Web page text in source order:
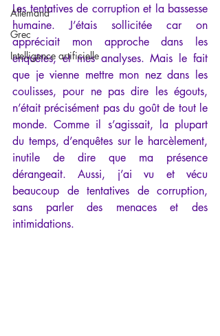
Allemand
Grec
Intelligence artificielle
Les tentatives de corruption et la bassesse
humaine. J’étais sollicitée car on
appréciait mon approche dans les
enquêtes, et mes analyses. Mais le fait
que je vienne mettre mon nez dans les
coulisses, pour ne pas dire les égouts,
n’était précisément pas du goût de tout le
monde. Comme il s’agissait, la plupart
du temps, d’enquêtes sur le harcèlement,
inutile de dire que ma présence
dérangeait. Aussi, j’ai vu et vécu
beaucoup de tentatives de corruption,
sans parler des menaces et des
intimidations.